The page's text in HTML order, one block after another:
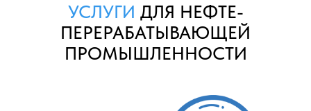
УСЛУГИ ДЛЯ НЕФТЕ­
ПЕРЕРАБАТЫВАЮЩЕЙ
ПРОМЫШЛЕННОСТИ